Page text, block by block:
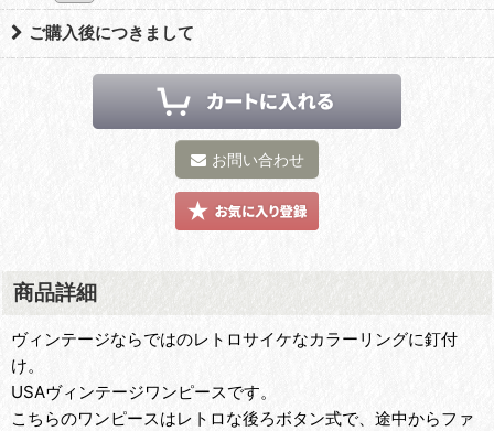
ご購入後につきまして
お問い合わせ
商品詳細
ヴィンテージならではのレトロサイケなカラーリングに釘付
け。
USAヴィンテージワンピースです。
こちらのワンピースはレトロな後ろボタン式で、途中からファ